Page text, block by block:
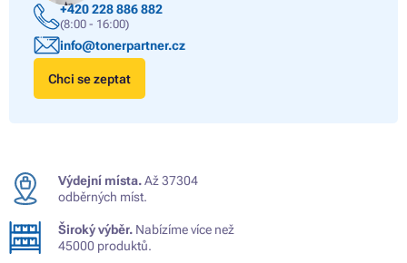
+420 228 886 882
(8:00 - 16:00)
info@tonerpartner.cz
Chci se zeptat
Výdejní místa.Až 37304
odběrných míst.
Široký výběr. Nabízíme více než
45000 produktů.